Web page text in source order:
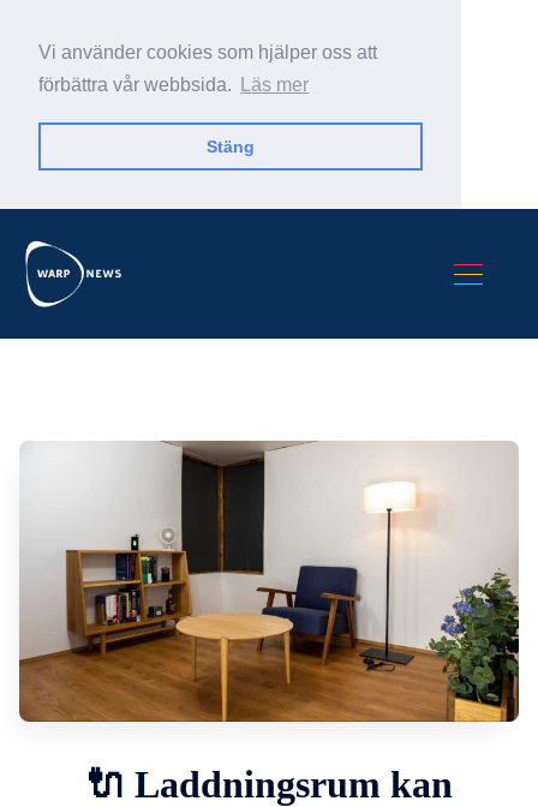
Vi använder cookies som hjälper oss att
förbättra vår webbsida.
Läs mer
Stäng
Sök Warp News
🔌 Laddningsrum kan